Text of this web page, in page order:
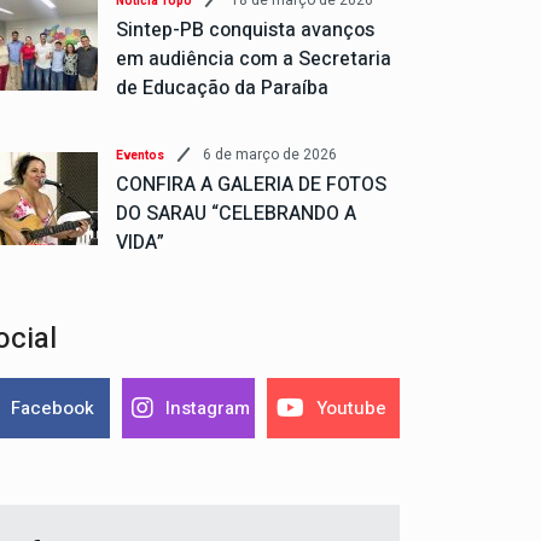
Sintep-PB conquista avanços
em audiência com a Secretaria
de Educação da Paraíba
Eventos 6 de março de 2026
CONFIRA A GALERIA DE FOTOS
DO SARAU “CELEBRANDO A
VIDA”
Facebook Instagram Youtube